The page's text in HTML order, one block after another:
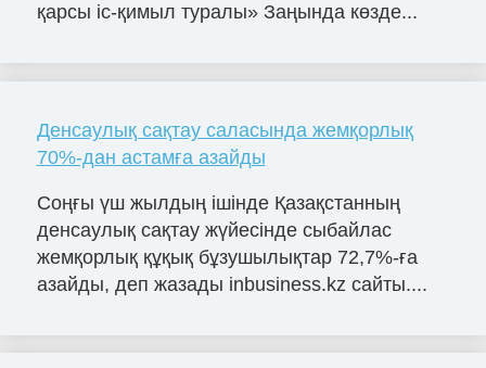
қарсы іс-қимыл туралы» Заңында көзде...
Денсаулық сақтау саласында жемқорлық
70%-дан астамға азайды
Соңғы үш жылдың ішінде Қазақстанның
денсаулық сақтау жүйесінде сыбайлас
жемқорлық құқық бұзушылықтар 72,7%-ға
азайды, деп жазады inbusiness.kz сайты....